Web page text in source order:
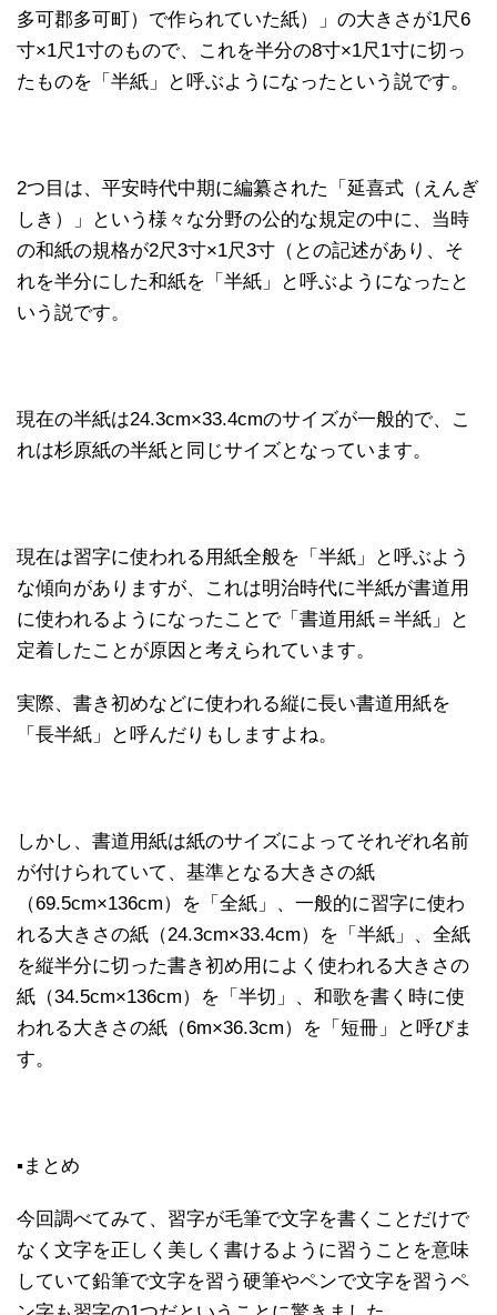
多可郡多可町）で作られていた紙）」の大きさが1尺6
寸×1尺1寸のもので、これを半分の8寸×1尺1寸に切っ
たものを「半紙」と呼ぶようになったという説です。
2つ目は、平安時代中期に編纂された「延喜式（えんぎ
しき）」という様々な分野の公的な規定の中に、当時
の和紙の規格が2尺3寸×1尺3寸（との記述があり、そ
れを半分にした和紙を「半紙」と呼ぶようになったと
いう説です。
現在の半紙は24.3cm×33.4cmのサイズが一般的で、こ
れは杉原紙の半紙と同じサイズとなっています。
現在は習字に使われる用紙全般を「半紙」と呼ぶよう
な傾向がありますが、これは明治時代に半紙が書道用
に使われるようになったことで「書道用紙＝半紙」と
定着したことが原因と考えられています。
実際、書き初めなどに使われる縦に長い書道用紙を
「長半紙」と呼んだりもしますよね。
しかし、書道用紙は紙のサイズによってそれぞれ名前
が付けられていて、基準となる大きさの紙
（69.5cm×136cm）を「全紙」、一般的に習字に使わ
れる大きさの紙（24.3cm×33.4cm）を「半紙」、全紙
を縦半分に切った書き初め用によく使われる大きさの
紙（34.5cm×136cm）を「半切」、和歌を書く時に使
われる大きさの紙（6m×36.3cm）を「短冊」と呼びま
す。
▪まとめ
今回調べてみて、習字が毛筆で文字を書くことだけで
なく文字を正しく美しく書けるように習うことを意味
していて鉛筆で文字を習う硬筆やペンで文字を習うペ